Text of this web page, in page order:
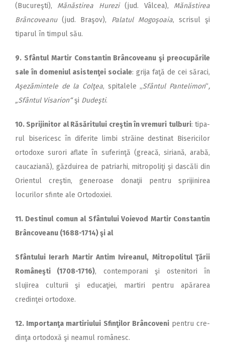
(Bucureşti), Mănăstirea Hurezi(jud. Vâlcea), Mănăstirea
Brân­co­veanu(jud. Braşov), Palatul Mogoşoaia, scrisul şi
tiparul în timpul său.
9. Sfântul Martir Constantin Brâncoveanu şi preocupările
sale în domeniul asistenţei sociale: grija faţă de cei săraci,
Aşezămintele de la Colţea, spitalele „Sfântul Pantelimon“,
„Sfân­tul Visarion“şi Dudeşti.
10. Sprijinitor al Răsăritului creştin în vremuri tulburi: ti­pa­
rul bisericesc în diferite limbi străine destinat Bisericilor
ortodoxe surori aflate în suferinţă (greacă, siriană, arabă,
cauca­zi­ană), găzduirea de patriarhi, mitropoliţi şi dascăli din
O­ri­en­tul creştin, generoase donaţii pentru sprijinirea
locurilor sfin­te ale Ortodoxiei.
11. Destinul comun al Sfân­tu­lui Voievod Martir Constantin
Brâncoveanu (1688-1714) şi al
Sfântului Ierarh Martir Antim Ivireanul, Mitropolitul Ţării
Româneşti (1708-1716), contemporani şi ostenitori în
slujirea culturii şi educaţiei, martiri pentru apărarea
credinţei ortodoxe.
12. Importanţa martiriului Sfin­ţilor Brâncovenipentru cre­
dinţa ortodoxă şi neamul românesc.